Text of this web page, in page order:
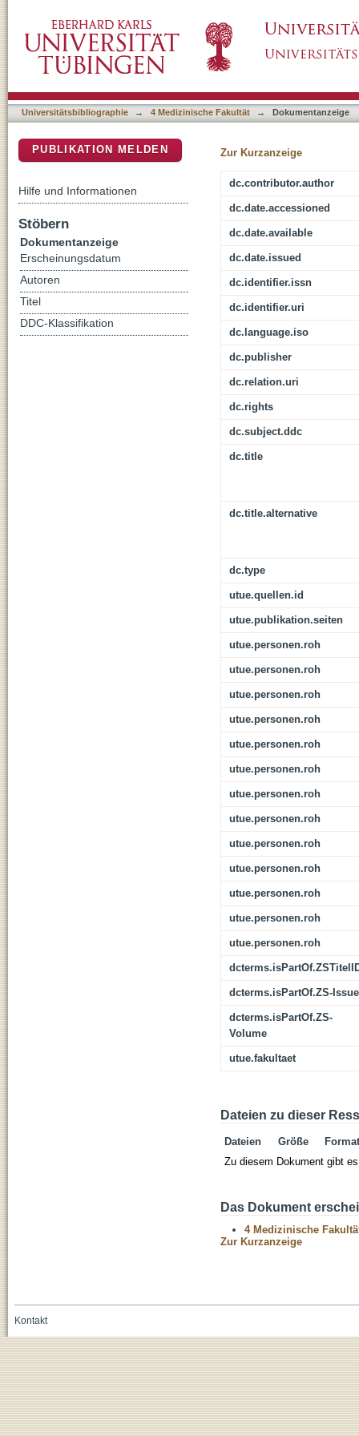
Positionspapier der DGIIN, DEGUM und
Universitätsbibliographie → 4 Medizinische Fakultät → Dokumentanzeige
Zur Kurzanzeige
dc.contributor.author
dc.date.accessioned
dc.date.available
dc.date.issued
dc.identifier.issn
dc.identifier.uri
dc.language.iso
dc.publisher
dc.relation.uri
dc.rights
dc.subject.ddc
dc.title
dc.title.alternative
dc.type
utue.quellen.id
utue.publikation.seiten
utue.personen.roh
utue.personen.roh
utue.personen.roh
utue.personen.roh
utue.personen.roh
utue.personen.roh
utue.personen.roh
utue.personen.roh
utue.personen.roh
utue.personen.roh
utue.personen.roh
utue.personen.roh
utue.personen.roh
dcterms.isPartOf.ZS-Issue
dcterms.isPartOf.ZS-
Volume
utue.fakultaet
Dateien zu dieser
Dateien Größe
Format
Zu diesem Dokument gibt
Das Dokument
4 Medizinische
Zur Kurzanzeige
PUBLIKATION MELDEN
Hilfe und Informationen
Stöbern
Dokumentanzeige
Erscheinungsdatum
Autoren
Titel
DDC-Klassifikation
Kontakt